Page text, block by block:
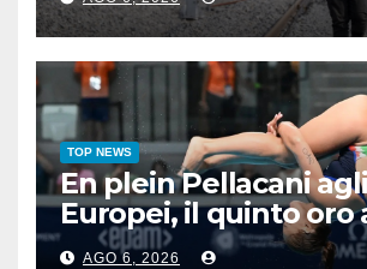
TOP NEWS
En plein Pellacani agli
Europei, il quinto oro
nel sincro con Pizzini
AGO 6, 2026